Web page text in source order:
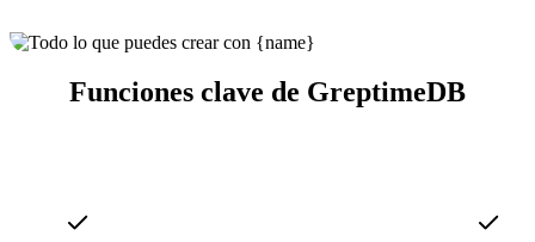
Funciones clave de GreptimeDB